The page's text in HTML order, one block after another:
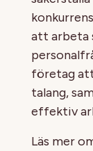
att arbeta
företag
talang,
effektiv
Läs mer